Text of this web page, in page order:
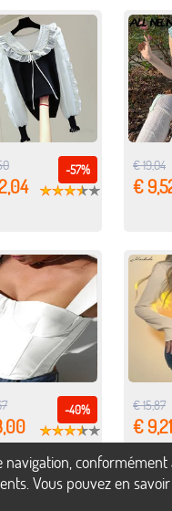
-57% € 19,04
€
-40% € 15,87
€ 9,21
Vous pouvez en